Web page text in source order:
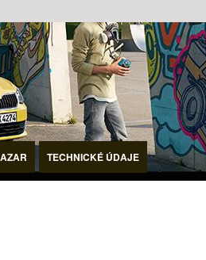
TECHNICKÉ ÚDAJE